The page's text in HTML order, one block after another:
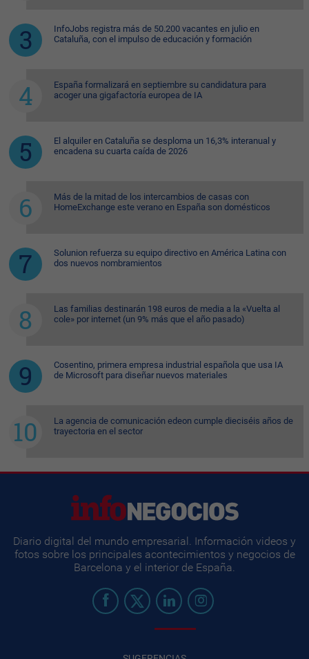
InfoJobs registra más de 50.200 vacantes en julio en
Cataluña, con el impulso de educación y formación
España formalizará en septiembre su candidatura para
acoger una gigafactoría europea de IA
El alquiler en Cataluña se desploma un 16,3% interanual y
encadena su cuarta caída de 2026
Más de la mitad de los intercambios de casas con
HomeExchange este verano en España son domésticos
Solunion refuerza su equipo directivo en América Latina con
dos nuevos nombramientos
Las familias destinarán 198 euros de media a la «Vuelta al
cole» por internet (un 9% más que el año pasado)
Cosentino, primera empresa industrial española que usa IA
de Microsoft para diseñar nuevos materiales
La agencia de comunicación edeon cumple dieciséis años de
trayectoria en el sector
Diario digital del mundo empresarial. Información videos y
fotos sobre los principales acontecimientos y negocios de
Barcelona y el interior de España.